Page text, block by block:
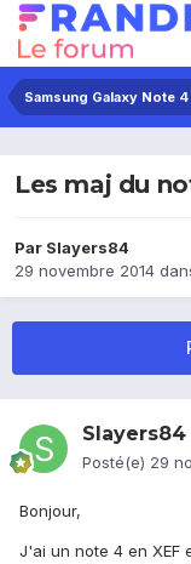
Samsung Galaxy Note
Les maj du
Par Slayers84
29 novembre 2014
Slayers84
Posté(e) 29
Bonjour,
J'ai un note 4 en XEF